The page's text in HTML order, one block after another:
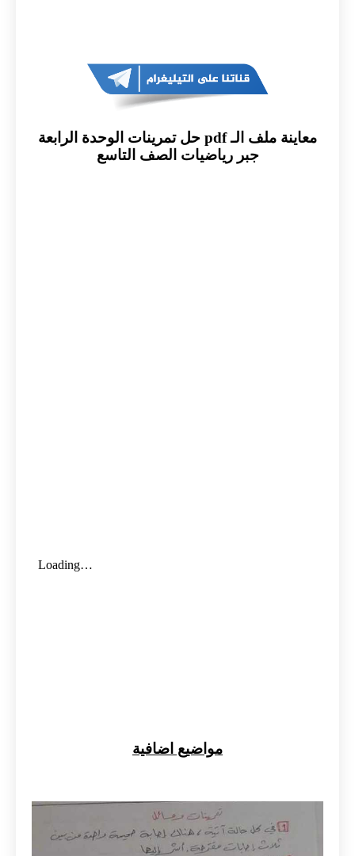
معاينة ملف الـ pdf حل تمرينات الوحدة الرابعة
جبر رياضيات الصف التاسع
مواضيع اضافية